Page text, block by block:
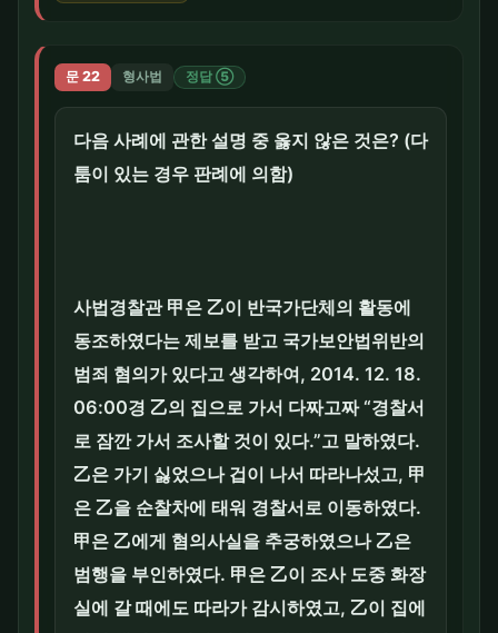
문 22 형사법 정답 ⑤
다음 사례에 관한 설명 중 옳지 않은 것은? (다
툼이 있는 경우 판례에 의함)
사법경찰관 甲은 乙이 반국가단체의 활동에
동조하였다는 제보를 받고 국가보안법위반의
범죄 혐의가 있다고 생각하여, 2014. 12. 18.
06:00경 乙의 집으로 가서 다짜고짜 “경찰서
로 잠깐 가서 조사할 것이 있다.”고 말하였다.
乙은 가기 싫었으나 겁이 나서 따라나섰고, 甲
은 乙을 순찰차에 태워 경찰서로 이동하였다.
甲은 乙에게 혐의사실을 추궁하였으나 乙은
범행을 부인하였다. 甲은 乙이 조사 도중 화장
실에 갈 때에도 따라가 감시하였고, 乙이 집에